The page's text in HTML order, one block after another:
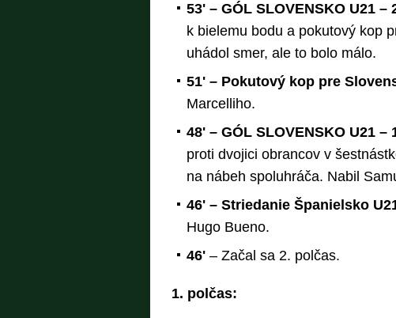
53' – GÓL SLOVENSKO U21 –
k bielemu bodu a pokutový kop
uhádol smer, ale to bolo málo.
51' – Pokutový kop pre
Marcelliho.
48' – GÓL SLOVENSKO U21 –
proti dvojici obrancov v
na nábeh spoluhráča. Nabil
46' – Striedanie Španielsko
Hugo Bueno.
46'– Začal sa 2. polčas.
1. polčas: